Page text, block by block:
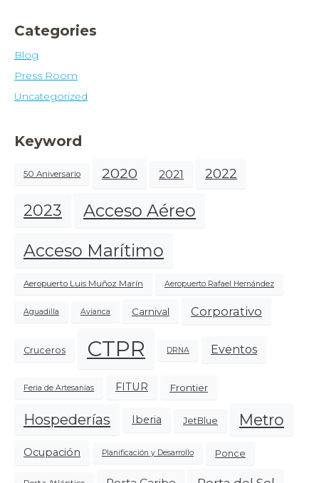
Categories
Blog
Press Room
Uncategorized
Keyword
50 Aniversario 2020 2021 2022
2023
Acceso Aéreo
Acceso Marítimo
Aeropuerto Luis Muñoz Marín Aeropuerto Rafael Hernández
Aguadilla Avianca Carnival Corporativo
Cruceros CTPR DRNA Eventos
Feria de Artesanías FITUR Frontier
Hospederías Iberia JetBlue Metro
Ocupación Planificación y Desarrollo Ponce